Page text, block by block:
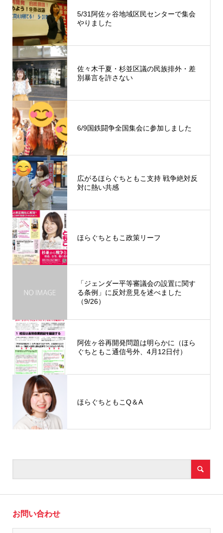
5/31阿佐ヶ谷地域区民センターで集会
やりました
佐々木千夏・杉並区議の民族排外・差
別暴言を許さない
6/9国鉄闘争全国集会に参加しました
広がるほらぐちともこ支持 戦争絶対反
対に熱い共感
ほらぐちともこ政策リーフ
「ジェンダー平等審議会の設置に関す
る条例」に反対意見を述べました
（9/26）
阿佐ヶ谷再開発問題は明らかに（ほら
ぐちともこ通信号外、4月12日付）
ほらぐちともこQ＆A
お問い合わせ